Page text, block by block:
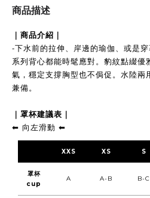
商品描述
｜商品介紹｜
-下水前的拉伸、岸邊的瑜伽、或是
系列背心都能時髦應對。豹紋點綴優
氣，穩定支撐胸型也不侷促。水陸兩
兼備。
｜罩杯建議表｜
⬅︎ 向左滑動 ⬅︎
XXS XS S
罩杯
cup
A A-B B-C